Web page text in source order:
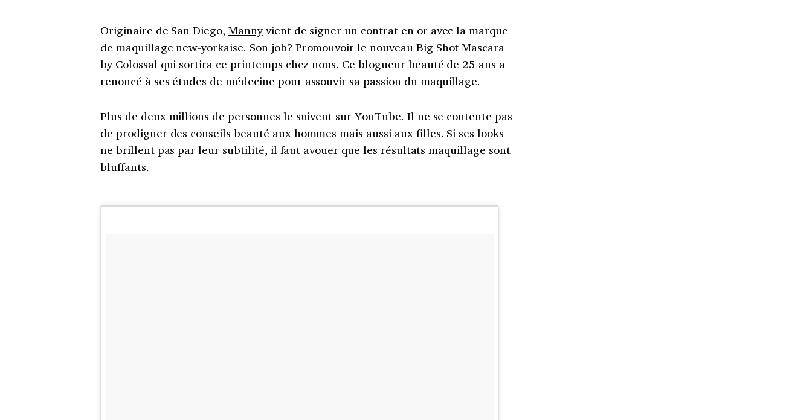
Originaire de San Diego,Mannyvient de signer un contrat en or avec la marque
de maquillage new-yorkaise. Son job? Promouvoir le nouveau Big Shot Mascara
by Colossal qui sortira ce printemps chez nous. Ce blogueur beauté de 25 ans a
renoncé à ses études de médecine pour assouvir sa passion du maquillage.
Plus de deux millions de personnes le suivent sur YouTube. Il ne se contente pas
de prodiguer des conseils beauté aux hommes mais aussi aux filles. Si ses looks
ne brillent pas par leur subtilité, il faut avouer que les résultats maquillage sont
bluffants.